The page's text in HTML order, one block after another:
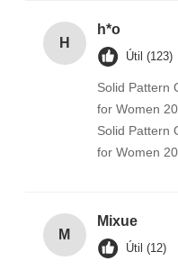
H
h*o
Útil (123)
Solid Pattern
for Women
Solid Pattern
for Women
M
Mixue
Útil (12)